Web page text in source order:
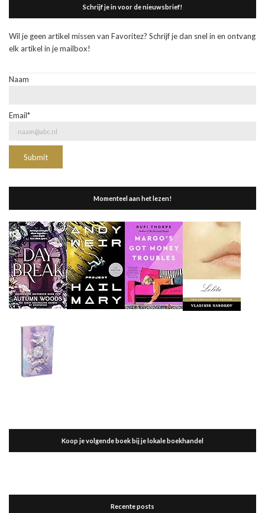
Schrijf je in voor de nieuwsbrief!
Wil je geen artikel missen van Favoritez? Schrijf je dan snel in en ontvang
elk artikel in je mailbox!
Naam
Email*
Momenteel aan het lezen!
Koop je volgende boek bij je lokale boekhandel
Recente posts